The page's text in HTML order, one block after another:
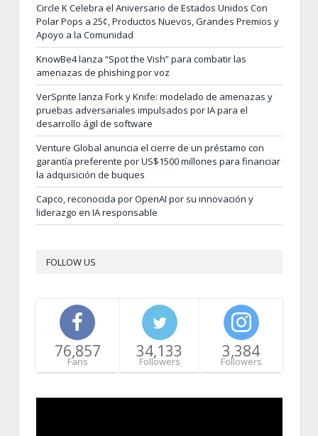
Circle K Celebra el Aniversario de Estados Unidos Con
Polar Pops a 25¢, Productos Nuevos, Grandes Premios y
Apoyo a la Comunidad
KnowBe4 lanza “Spot the Vish” para combatir las
amenazas de phishing por voz
VerSprite lanza Fork y Knife: modelado de amenazas y
pruebas adversariales impulsados por IA para el
desarrollo ágil de software
Venture Global anuncia el cierre de un préstamo con
garantía preferente por US$1500 millones para financiar
la adquisición de buques
Capco, reconocida por OpenAI por su innovación y
liderazgo en IA responsable
FOLLOW US
76,857
Fans
34,133
Followers
3,384
Followers